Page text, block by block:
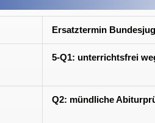
Ersatztermin
5-Q1: unterrichtsfrei
Q2: mündliche